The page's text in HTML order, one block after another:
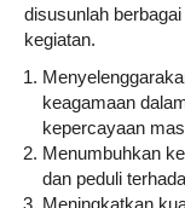
disusunlah
kegiatan.
keagamaan
kepercayaan
Menumbuhkan
dan peduli
Meningkatkan